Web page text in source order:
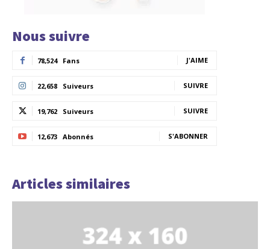
Nous suivre
78,524 Fans J'AIME
22,658 Suiveurs SUIVRE
19,762 Suiveurs SUIVRE
12,673 Abonnés S'ABONNER
Articles similaires